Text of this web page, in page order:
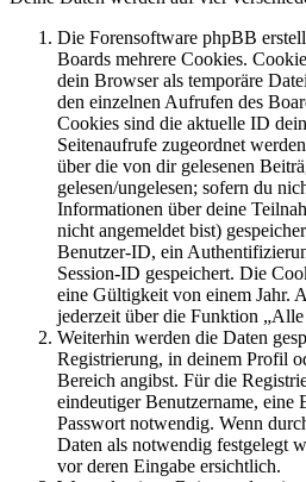
Die Forensoftware phpBB
Boards mehrere Cookies.
dein Browser als temporäre
den einzelnen Aufrufen des
Cookies sind die aktuelle ID
Seitenaufrufe zugeordnet
über die von dir gelesenen
gelesen/ungelesen; sofern du
Informationen über deine
nicht angemeldet bist)
Benutzer-ID, ein
Session-ID gespeichert. Die
eine Gültigkeit von einem Jahr.
jederzeit über die Funktion
Weiterhin werden die Daten
Registrierung, in deinem Profil
Bereich angibst. Für die
eindeutiger Benutzername, eine
Passwort notwendig. Wenn
Daten als notwendig festgelegt
vor deren Eingabe ersichtlich.